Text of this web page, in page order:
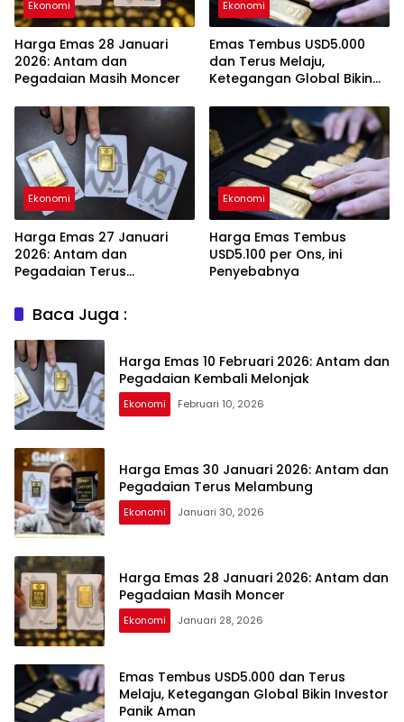
Ekonomi
Harga Emas 28 Januari
2026: Antam dan
Pegadaian Masih Moncer
Ekonomi
Emas Tembus USD5.000
dan Terus Melaju,
Ketegangan Global Bikin
Ekonomi
Harga Emas 27 Januari
2026: Antam dan
Pegadaian Terus
Ekonomi
Harga Emas Tembus
USD5.100 per Ons, ini
Penyebabnya
Baca Juga :
Harga Emas 10 Februari 2026: Antam dan
Pegadaian Kembali Melonjak
Ekonomi Februari 10, 2026
Harga Emas 30 Januari 2026: Antam dan
Pegadaian Terus Melambung
Ekonomi Januari 30, 2026
Harga Emas 28 Januari 2026: Antam dan
Pegadaian Masih Moncer
Ekonomi Januari 28, 2026
Emas Tembus USD5.000 dan Terus
Melaju, Ketegangan Global Bikin Investor
Panik Aman